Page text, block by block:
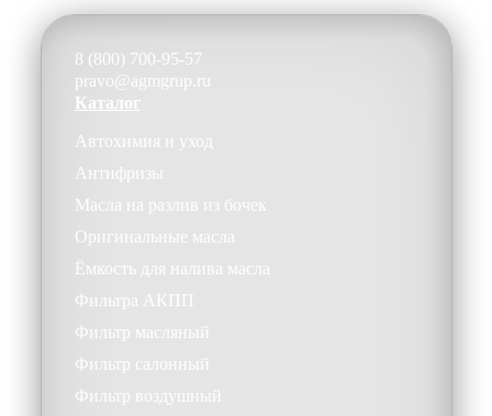
8 (800) 700-95-57
pravo@agmgrup.ru
Каталог
Автохимия и уход
Антифризы
Масла на разлив из бочек
Оригинальные масла
Ёмкость для налива масла
Фильтра АКПП
Фильтр масляный
Фильтр салонный
Фильтр воздушный